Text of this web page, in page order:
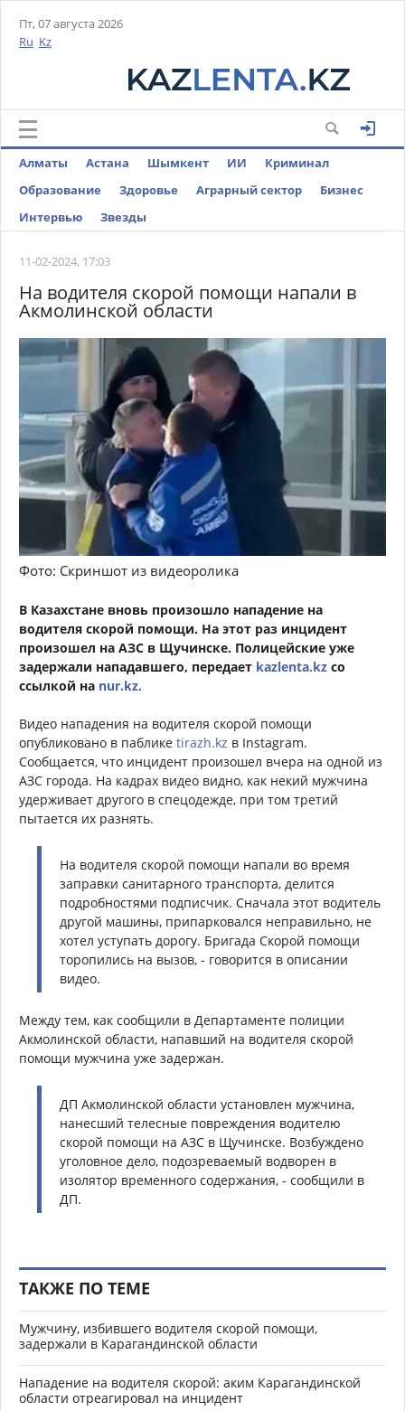
Пт, 07 августа 2026
Ru Kz
Алматы Астана Шымкент ИИ
Криминал
Образование
Здоровье Аграрный сектор
Бизнес
Интервью
Звезды
11-02-2024, 17:03
На водителя скорой помощи напали в
Акмолинской области
Фото: Скриншот из видеоролика
В Казахстане вновь произошло нападение на
водителя скорой помощи. На этот раз инцидент
произошел на АЗС в Щучинске. Полицейские уже
задержали нападавшего, передает kazlenta.kz со
ссылкой на nur.kz.
Видео нападения на водителя скорой помощи
опубликовано в паблике tirazh.kz в Instagram.
Сообщается, что инцидент произошел вчера на одной из
АЗС города. На кадрах видео видно, как некий мужчина
удерживает другого в спецодежде, при том третий
пытается их разнять.
На водителя скорой помощи напали во время
заправки санитарного транспорта, делится
подробностями подписчик. Сначала этот водитель
другой машины, припарковался неправильно, не
хотел уступать дорогу. Бригада Скорой помощи
торопились на вызов, - говорится в описании
видео.
Между тем, как сообщили в Департаменте полиции
Акмолинской области, напавший на водителя скорой
помощи мужчина уже задержан.
ДП Акмолинской области установлен мужчина,
нанесший телесные повреждения водителю
скорой помощи на АЗС в Щучинске. Возбуждено
уголовное дело, подозреваемый водворен в
изолятор временного содержания, - сообщили в
ДП.
ТАКЖЕ ПО ТЕМЕ
Мужчину, избившего водителя скорой помощи,
задержали в Карагандинской области
Нападение на водителя скорой: аким Карагандинской
области отреагировал на инцидент